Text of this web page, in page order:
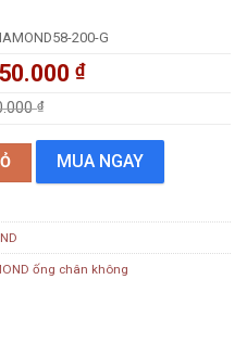
200-G
₫
₫
ống chân không số lượng
MUA NGAY
ống chân không